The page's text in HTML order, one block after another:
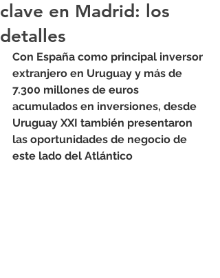
clave en Madrid: los
detalles
Con España como principal inversor
extranjero en Uruguay y más de
7.300 millones de euros
acumulados en inversiones, desde
Uruguay XXI también presentaron
las oportunidades de negocio de
este lado del Atlántico